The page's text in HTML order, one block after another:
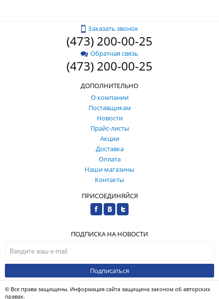
Заказать звонок
(473) 200-00-25
Обратная связь
(473) 200-00-25
ДОПОЛНИТЕЛЬНО
О компании
Поставщикам
Новости
Прайс-листы
Акции
Доставка
Оплата
Наши магазины
Контакты
ПРИСОЕДИНЯЙСЯ
ПОДПИСКА НА НОВОСТИ
Подписаться
© Все права защищены. Информация сайта защищена законом об авторских
правах.